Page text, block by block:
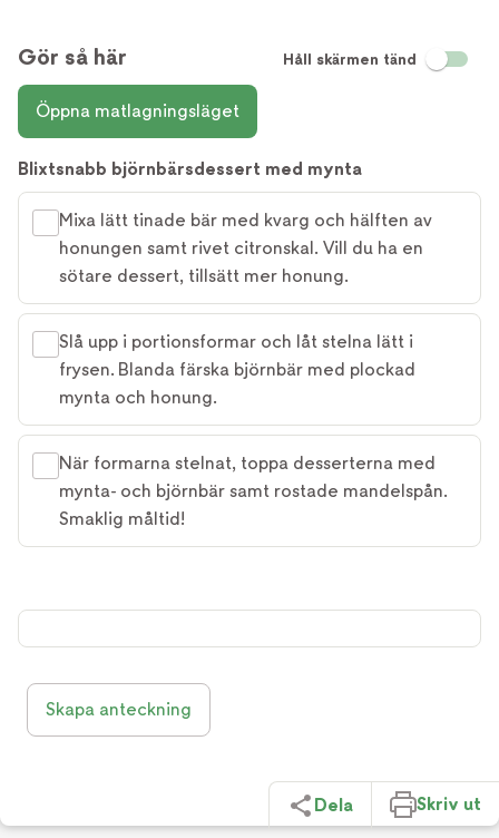
Gör så här Håll skärmen tänd
Öppna matlagningsläget
Blixtsnabb björnbärsdessert med mynta
Mixa lätt tinade bär med kvarg och hälften av
honungen samt rivet citronskal. Vill du ha en
sötare dessert, tillsätt mer honung.
Slå upp i portionsformar och låt stelna lätt i
frysen. Blanda färska björnbär med plockad
mynta och honung.
När formarna stelnat, toppa desserterna med
mynta- och björnbär samt rostade mandelspån.
Smaklig måltid!
Skapa anteckning
Dela Skriv ut